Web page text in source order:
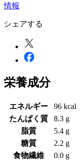
情報
シェアする
栄養成分
エネルギー
96 kcal
たんぱく質
8.3 g
脂質
5.4 g
糖質
2.2 g
食物繊維
0.0 g